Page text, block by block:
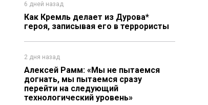
6 дней назад
Как Кремль делает из Дурова*
героя, записывая его в террористы
2 дня назад
Алексей Рамм: «Мы не пытаемся
догнать, мы пытаемся сразу
перейти на следующий
технологический уровень»